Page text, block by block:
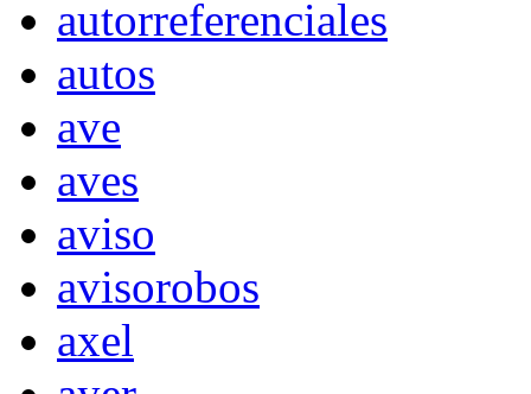
autorreferenciales
autos
ave
aves
aviso
avisorobos
axel